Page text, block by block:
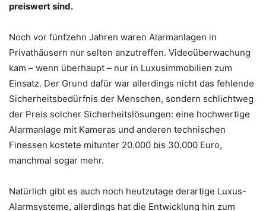
preiswert sind.
Noch vor fünfzehn Jahren waren Alarmanlagen in
Privathäusern nur selten anzutreffen. Videoüberwachung
kam – wenn überhaupt – nur in Luxusimmobilien zum
Einsatz. Der Grund dafür war allerdings nicht das fehlende
Sicherheitsbedürfnis der Menschen, sondern schlichtweg
der Preis solcher Sicherheitslösungen: eine hochwertige
Alarmanlage mit Kameras und anderen technischen
Finessen kostete mitunter 20.000 bis 30.000 Euro,
manchmal sogar mehr.
Natürlich gibt es auch noch heutzutage derartige Luxus-
Alarmsysteme, allerdings hat die Entwicklung hin zum